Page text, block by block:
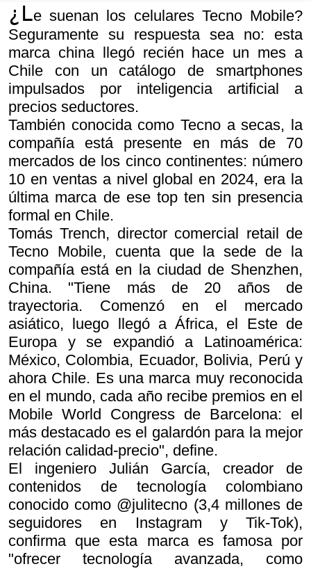
¿Le suenan los celulares Tecno Mobile?
Seguramente su respuesta sea no: esta
marca china llegó recién hace un mes a
Chile con un catálogo de smartphones
impulsados por inteligencia artificial a
precios seductores.
También conocida como Tecno a secas, la
compañía está presente en más de 70
mercados de los cinco continentes: número
10 en ventas a nivel global en 2024, era la
última marca de ese top ten sin presencia
formal en Chile.
Tomás Trench, director comercial retail de
Tecno Mobile, cuenta que la sede de la
compañía está en la ciudad de Shenzhen,
China. "Tiene más de 20 años de
trayectoria. Comenzó en el mercado
asiático, luego llegó a África, el Este de
Europa y se expandió a Latinoamérica:
México, Colombia, Ecuador, Bolivia, Perú y
ahora Chile. Es una marca muy reconocida
en el mundo, cada año recibe premios en el
Mobile World Congress de Barcelona: el
más destacado es el galardón para la mejor
relación calidad-precio", define.
El ingeniero Julián García, creador de
contenidos de tecnología colombiano
conocido como @julitecno (3,4 millones de
seguidores en Instagram y Tik-Tok),
confirma que esta marca es famosa por
"ofrecer tecnología avanzada, como